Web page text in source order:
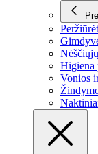
Higiena
Vonios